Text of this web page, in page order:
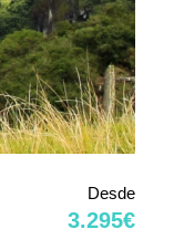
Desde
3.295€